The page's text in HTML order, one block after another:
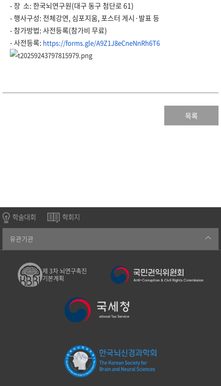
- 장 소: 한국뇌연구원(대구 동구 첨단로 61)
- 행사구성: 전체강연, 심포지움, 포스터 게시·발표 등
- 참가방법: 사전등록(참가비 무료)
- 사전등록: https://forms.gle/A9Z1J8eCneNnRh6T6
목록
학술대회 학회지
유관기관
제 3차 뇌연구촉진
기본계획